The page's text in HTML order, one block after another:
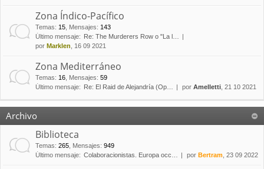
Zona Índico-Pacífico
Temas: 15 Mensajes: 143
Último mensaje:
Re: The Murderers Row o "La l…
por Marklen , 16 09 2021
Zona Mediterráneo
Temas: 16 Mensajes: 59
Último mensaje:
Re: El Raid de Alejandría (Op… por Amelletti , 21 10 2021
Archivo
Biblioteca
Temas: 265 Mensajes: 949
Último mensaje: Colaboracionistas. Europa occ… por Bertram , 23 09 2022